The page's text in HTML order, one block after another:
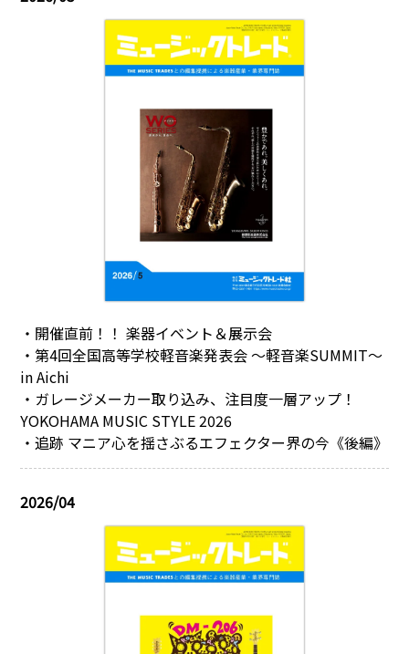
・開催直前！！ 楽器イベント＆展示会
・第4回全国高等学校軽音楽発表会 ～軽音楽SUMMIT～
in Aichi
・ガレージメーカー取り込み、注目度一層アップ！
YOKOHAMA MUSIC STYLE 2026
・追跡 マニア心を揺さぶるエフェクター界の今《後編》
2026/04